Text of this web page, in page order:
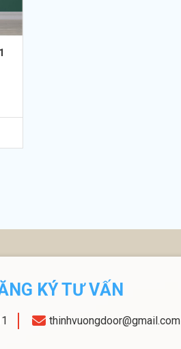
KÝ TƯ VẤN
thinhvuongdoor@gmail.com